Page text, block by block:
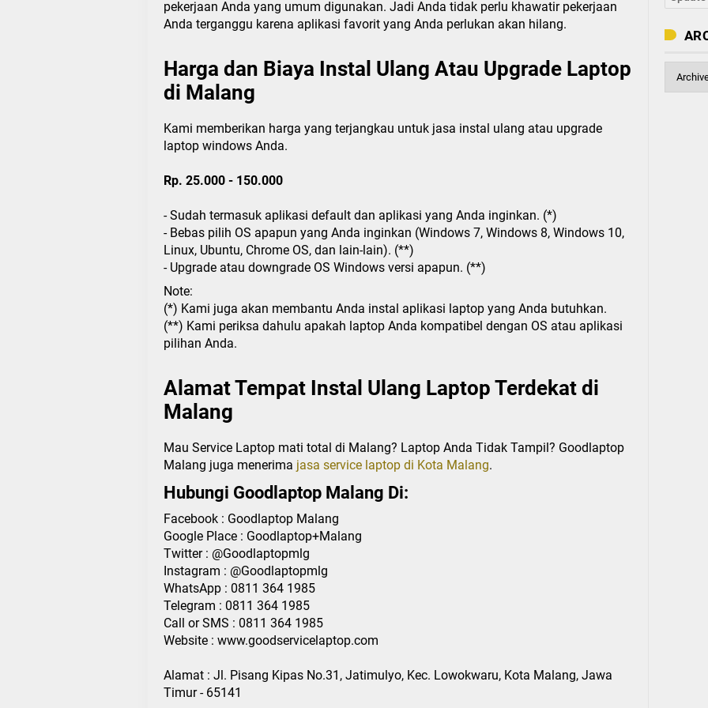
pekerjaan Anda yang umum digunakan. Jadi Anda tidak perlu khawatir pekerjaan
Anda terganggu karena aplikasi favorit yang Anda perlukan akan hilang.
Harga dan Biaya Instal Ulang Atau Upgrade Laptop
di Malang
Kami memberikan harga yang terjangkau untuk jasa instal ulang atau upgrade
laptop windows Anda.
Rp. 25.000 - 150.000
- Sudah termasuk aplikasi default dan aplikasi yang Anda inginkan. (*)
- Bebas pilih OS apapun yang Anda inginkan (Windows 7, Windows 8, Windows 10,
Linux, Ubuntu, Chrome OS, dan lain-lain). (**)
- Upgrade atau downgrade OS Windows versi apapun. (**)
Note:
(*) Kami juga akan membantu Anda instal aplikasi laptop yang Anda butuhkan.
(**) Kami periksa dahulu apakah laptop Anda kompatibel dengan OS atau aplikasi
pilihan Anda.
Alamat Tempat Instal Ulang Laptop Terdekat di
Malang
Mau Service Laptop mati total di Malang? Laptop Anda Tidak Tampil? Goodlaptop
Malang juga menerima jasa service laptop di Kota Malang.
Hubungi Goodlaptop Malang Di:
Facebook : Goodlaptop Malang
Google Place : Goodlaptop+Malang
Twitter : @Goodlaptopmlg
Instagram : @Goodlaptopmlg
WhatsApp : 0811 364 1985
Telegram : 0811 364 1985
Call or SMS : 0811 364 1985
Website : www.goodservicelaptop.com
Alamat : Jl. Pisang Kipas No.31, Jatimulyo, Kec. Lowokwaru, Kota Malang, Jawa
Timur - 65141